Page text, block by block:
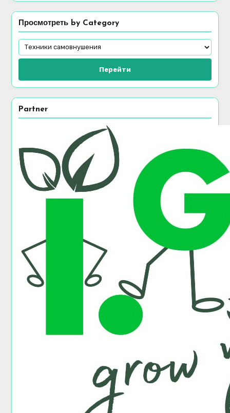
Просмотреть by Category
Перейти
Partner